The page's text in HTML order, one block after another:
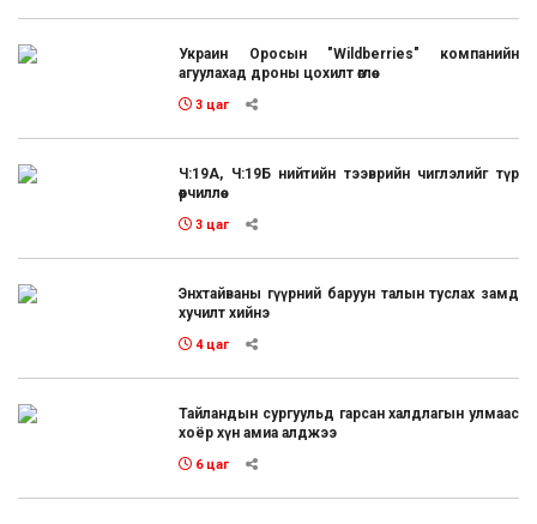
Украин Оросын "Wildberries" компанийн
агуулахад дроны цохилт өглөө
3 цаг
Ч:19А, Ч:19Б нийтийн тээврийн чиглэлийг түр
өөрчиллөө
3 цаг
Энхтайваны гүүрний баруун талын туслах замд
хучилт хийнэ
4 цаг
Тайландын сургуульд гарсан халдлагын улмаас
хоёр хүн амиа алджээ
6 цаг